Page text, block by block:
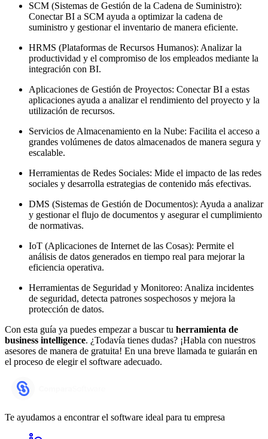
SCM (Sistemas de Gestión de la Cadena de Suministro):
Conectar BI a SCM ayuda a optimizar la cadena de
suministro y gestionar el inventario de manera eficiente.
HRMS (Plataformas de Recursos Humanos): Analizar la
productividad y el compromiso de los empleados mediante la
integración con BI.
Aplicaciones de Gestión de Proyectos: Conectar BI a estas
aplicaciones ayuda a analizar el rendimiento del proyecto y la
utilización de recursos.
Servicios de Almacenamiento en la Nube: Facilita el acceso a
grandes volúmenes de datos almacenados de manera segura y
escalable.
Herramientas de Redes Sociales: Mide el impacto de las redes
sociales y desarrolla estrategias de contenido más efectivas.
DMS (Sistemas de Gestión de Documentos): Ayuda a analizar
y gestionar el flujo de documentos y asegurar el cumplimiento
de normativas.
IoT (Aplicaciones de Internet de las Cosas): Permite el
análisis de datos generados en tiempo real para mejorar la
eficiencia operativa.
Herramientas de Seguridad y Monitoreo: Analiza incidentes
de seguridad, detecta patrones sospechosos y mejora la
protección de datos.
Con esta guía ya puedes empezar a buscar tu herramienta de
business intelligence. ¿Todavía tienes dudas? ¡Habla con nuestros
asesores de manera de gratuita! En una breve llamada te guiarán en
el proceso de elegir el software adecuado.
Te ayudamos a encontrar el software ideal para tu empresa